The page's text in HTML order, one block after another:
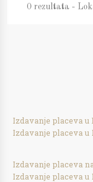
0 rezultata -
Izdavanje placeva u
Izdavanje placeva u
Izdavanje placeva
Izdavanje placeva u